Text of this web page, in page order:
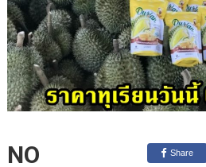
NO Share